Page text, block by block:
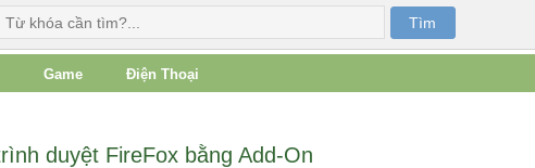
Game Điện Thoại
duyệt FireFox bằng Add-On